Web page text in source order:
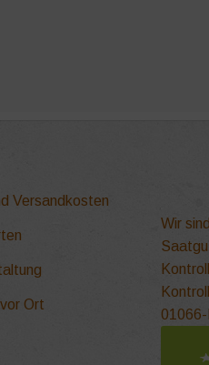
der
gewählt
Versandkosten
Ort
Wir
01066-